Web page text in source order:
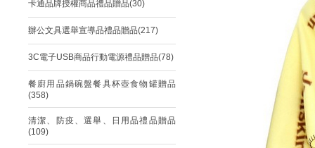
卡通品牌授權商品禮品贈品(30)
辦公文具選舉宣導品禮品贈品(217)
3C電子USB商品行動電源禮品贈品(78)
餐廚用品鍋碗盤餐具杯壺食物罐贈品
(358)
清潔、防疫、選舉、日用品禮品贈品
(109)